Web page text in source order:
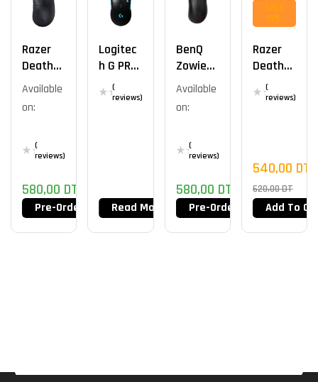
Razer
DeathA
Dder V3
Available
on:
(
reviews)
580,00 DT
Pre-Order Now
Logitec
H G PRO
Wireles
S
(
reviews)
Read More
BenQ
Zowie
EC2-CW
Available
on:
(
reviews)
580,00 DT
Pre-Order Now
SALE
13%
Razer
DeathA
Dder V3
Pro
(
reviews)
540,00 DT
620,00DT
Add To